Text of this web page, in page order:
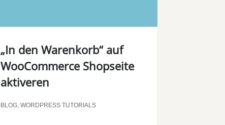
„In den Warenkorb“ auf
WooCommerce Shopseite
aktiveren
BLOG, WORDPRESS TUTORIALS